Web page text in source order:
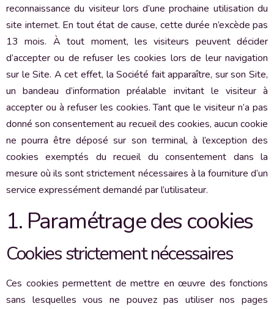
reconnaissance du visiteur lors d’une prochaine utilisation du
site internet. En tout état de cause, cette durée n’excède pas
13 mois. À tout moment, les visiteurs peuvent décider
d’accepter ou de refuser les cookies lors de leur navigation
sur le Site. A cet effet, la Société fait apparaître, sur son Site,
un bandeau d’information préalable invitant le visiteur à
accepter ou à refuser les cookies. Tant que le visiteur n’a pas
donné son consentement au recueil des cookies, aucun cookie
ne pourra être déposé sur son terminal, à l’exception des
cookies exemptés du recueil du consentement dans la
mesure où ils sont strictement nécessaires à la fourniture d’un
service expressément demandé par l’utilisateur.
1. Paramétrage des cookies
Cookies strictement nécessaires
Ces cookies permettent de mettre en œuvre des fonctions
sans lesquelles vous ne pouvez pas utiliser nos pages